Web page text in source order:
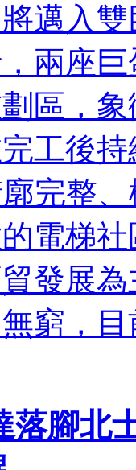
邁入
兩座
區，
工後
完整
電梯
發展
窮，
落腳北